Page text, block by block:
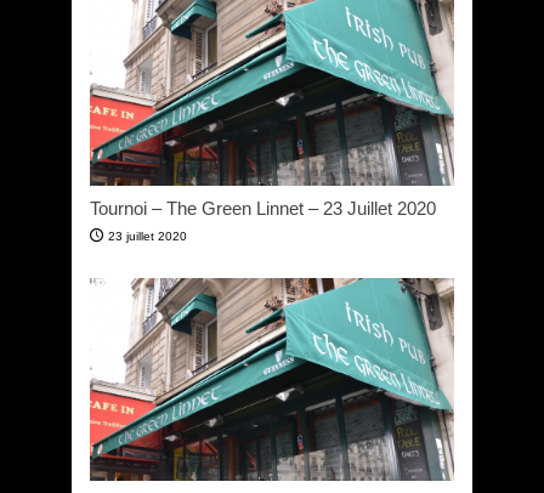
Tournoi – The Green Linnet – 23 Juillet 2020
23 juillet 2020